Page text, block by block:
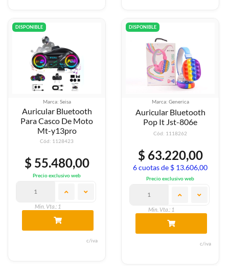
DISPONIBLE
Marca: Seisa
Auricular Bluetooth
Para Casco De Moto
Mt-y13pro
Cód: 1128423
$ 55.480,00
Precio exclusivo web
Min. Vta.: 1
c/iva
DISPONIBLE
Marca: Generica
Auricular Bluetooth
Pop It Jst-806e
Cód: 1118262
$ 63.220,00
6 cuotas de $ 13.606,00
Precio exclusivo web
Min. Vta.: 1
c/iva